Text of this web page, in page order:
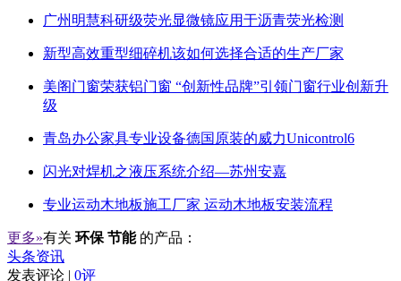
广州明慧科研级荧光显微镜应用于沥青荧光检测
新型高效重型细碎机该如何选择合适的生产厂家
美阁门窗荣获铝门窗 “创新性品牌”引领门窗行业创新升
级
青岛办公家具专业设备德国原装的威力Unicontrol6
闪光对焊机之液压系统介绍—苏州安嘉
专业运动木地板施工厂家 运动木地板安装流程
更多»有关 环保 节能 的产品：
头条资讯
发表评论 | 0评